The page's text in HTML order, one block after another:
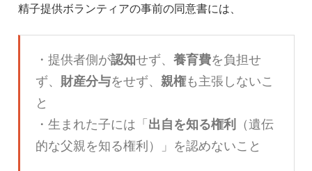
精子提供ボランティアの事前の同意書には、
・提供者側が認知せず、 養育費を負担せ
ず、 財産分与をせず、 親権も主張しないこ
と
・生まれた子には「出自を知る権利 （遺伝
的な父親を知る権利）」を認めないこと